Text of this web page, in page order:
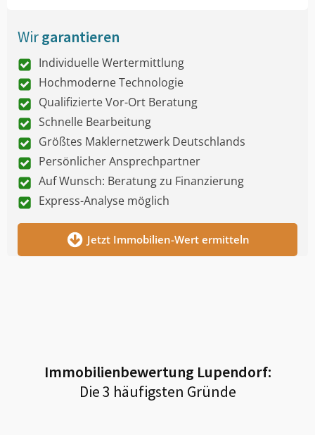
Wirgarantieren
Individuelle Wertermittlung
Hochmoderne Technologie
Qualifizierte Vor-Ort Beratung
Schnelle Bearbeitung
Größtes Maklernetzwerk Deutschlands
Persönlicher Ansprechpartner
Auf Wunsch: Beratung zu Finanzierung
Express-Analyse möglich
Jetzt Immobilien-Wert ermitteln
Immobilienbewertung Lupendorf:
Die 3 häufigsten Gründe